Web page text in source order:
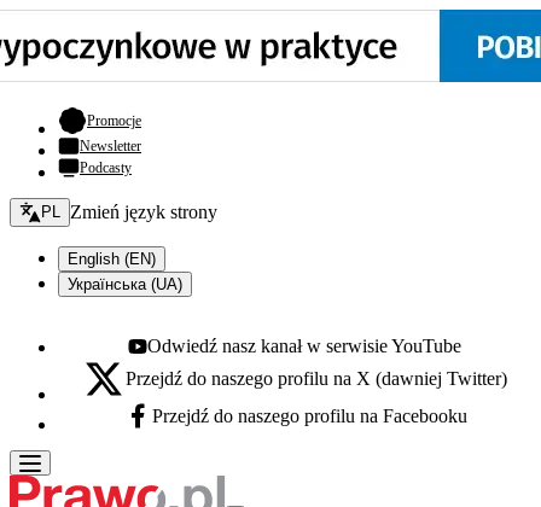
Promocje- otwiera się w nowej karcie
Newsletter
Podcasty
Zmień język - bieżący:
PL Zmień język strony
English (EN)
Українська (UA)
Youtube - otwiera się w nowej karcie
Odwiedź nasz kanał w serwisie YouTube
X - otwiera się w nowej karcie
Przejdź do naszego profilu na X (dawniej Twitter)
Facebook - otwiera się w nowej karcie
Przejdź do naszego profilu na Facebooku